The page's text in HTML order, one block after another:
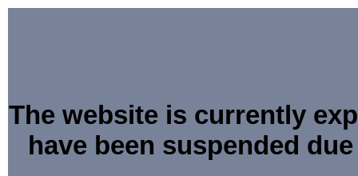
The website is currently
have been suspended